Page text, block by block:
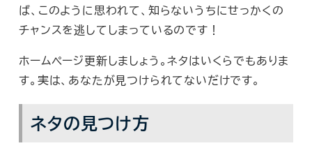
ば、このように思われて、知らないうちにせっかくの
チャンスを逃してしまっているのです！
ホームページ更新しましょう。ネタはいくらでもありま
す。実は、あなたが見つけられてないだけです。
ネタの見つけ方